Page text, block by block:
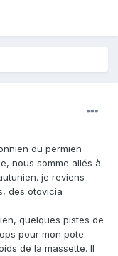
du permien
nous somme allés à
je reviens
des otovicia
quelques pistes de
pour mon pote.
de la massette. Il